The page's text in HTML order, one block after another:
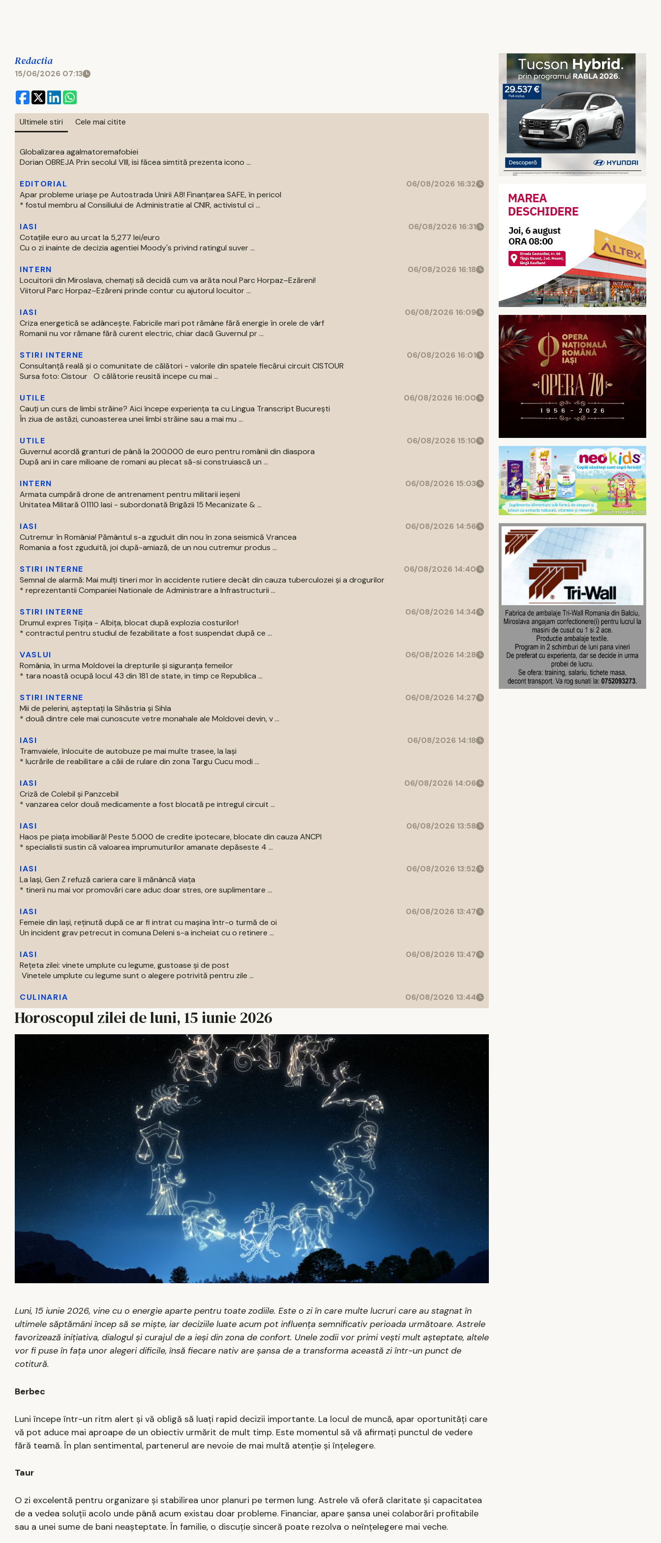
Redactia
15/06/2026 07:13
Ultimele stiri Cele mai citite
Globalizarea agalmatoremafobiei
Dorian OBREJA Prin secolul VIII, isi făcea simtită prezenta icono ...
EDITORIAL
06/08/2026 16:32
Apar probleme uriașe pe Autostrada Unirii A8! Finanțarea SAFE, în pericol
* fostul membru al Consiliului de Administratie al CNIR, activistul ci ...
IASI
06/08/2026 16:31
Cotațiile euro au urcat la 5,277 lei/euro
Cu o zi inainte de decizia agentiei Moody's privind ratingul suver ...
INTERN
06/08/2026 16:18
Locuitorii din Miroslava, chemați să decidă cum va arăta noul Parc Horpaz–Ezăreni!
Viitorul Parc Horpaz–Ezăreni prinde contur cu ajutorul locuitor ...
IASI
06/08/2026 16:09
Criza energetică se adâncește. Fabricile mari pot rămâne fără energie în orele de vârf
Romanii nu vor rămane fără curent electric, chiar dacă Guvernul pr ...
STIRI INTERNE
06/08/2026 16:01
Consultanță reală și o comunitate de călători - valorile din spatele fiecărui circuit CISTOUR
Sursa foto: Cistour O călătorie reusită incepe cu mai ...
UTILE
06/08/2026 16:00
Cauți un curs de limbi străine? Aici începe experiența ta cu Lingua Transcript București
În ziua de astăzi, cunoasterea unei limbi străine sau a mai mu ...
UTILE
06/08/2026 15:10
Guvernul acordă granturi de până la 200.000 de euro pentru românii din diaspora
După ani in care milioane de romani au plecat să-si construiască un ...
INTERN
06/08/2026 15:03
Armata cumpără drone de antrenament pentru militarii ieșeni
Unitatea Militară 01110 Iasi - subordonată Brigăzii 15 Mecanizate & ...
IASI
06/08/2026 14:56
Cutremur în România! Pământul s-a zguduit din nou în zona seismică Vrancea
Romania a fost zguduită, joi după-amiază, de un nou cutremur produs ...
STIRI INTERNE
06/08/2026 14:40
Semnal de alarmă: Mai mulți tineri mor în accidente rutiere decât din cauza tuberculozei și a drogurilor
* reprezentantii Companiei Nationale de Administrare a Infrastructurii ...
STIRI INTERNE
06/08/2026 14:34
Drumul expres Tișița - Albița, blocat după explozia costurilor!
* contractul pentru studiul de fezabilitate a fost suspendat după ce ...
VASLUI
06/08/2026 14:28
România, în urma Moldovei la drepturile și siguranța femeilor
* tara noastă ocupă locul 43 din 181 de state, in timp ce Republica ...
STIRI INTERNE
06/08/2026 14:27
Mii de pelerini, așteptați la Sihăstria și Sihla
* două dintre cele mai cunoscute vetre monahale ale Moldovei devin, v ...
IASI
06/08/2026 14:18
Tramvaiele, înlocuite de autobuze pe mai multe trasee, la Iași
* lucrările de reabilitare a căii de rulare din zona Targu Cucu modi ...
IASI
06/08/2026 14:06
Criză de Colebil și Panzcebil
* vanzarea celor două medicamente a fost blocată pe intregul circuit ...
IASI
06/08/2026 13:58
Haos pe piața imobiliară! Peste 5.000 de credite ipotecare, blocate din cauza ANCPI
* specialistii sustin că valoarea imprumuturilor amanate depăseste 4 ...
IASI
06/08/2026 13:52
La Iași, Gen Z refuză cariera care îi mănâncă viața
* tinerii nu mai vor promovări care aduc doar stres, ore suplimentare ...
IASI
06/08/2026 13:47
Femeie din Iași, reținută după ce ar fi intrat cu mașina într-o turmă de oi
Un incident grav petrecut in comuna Deleni s-a incheiat cu o retinere ...
IASI
06/08/2026 13:47
Rețeta zilei: vinete umplute cu legume, gustoase și de post
Vinetele umplute cu legume sunt o alegere potrivită pentru zile ...
CULINARIA 06/08/2026 13:44
Horoscopul zilei de luni, 15 iunie 2026
Luni, 15 iunie 2026, vine cu o energie aparte pentru toate zodiile. Este o zi în care multe lucruri care au stagnat în
ultimele săptămâni încep să se miște, iar deciziile luate acum pot influența semnificativ perioada următoare. Astrele
favorizează inițiativa, dialogul și curajul de a ieși din zona de confort. Unele zodii vor primi vești mult așteptate, altele
vor fi puse în fața unor alegeri dificile, însă fiecare nativ are șansa de a transforma această zi într-un punct de
cotitură.
Berbec
Luni începe într-un ritm alert și vă obligă să luați rapid decizii importante. La locul de muncă, apar oportunități care
vă pot aduce mai aproape de un obiectiv urmărit de mult timp. Este momentul să vă afirmați punctul de vedere
fără teamă. În plan sentimental, partenerul are nevoie de mai multă atenție și înțelegere.
Taur
O zi excelentă pentru organizare și stabilirea unor planuri pe termen lung. Astrele vă oferă claritate și capacitatea
de a vedea soluții acolo unde până acum existau doar probleme. Financiar, apare șansa unei colaborări profitabile
sau a unei sume de bani neașteptate. În familie, o discuție sinceră poate rezolva o neînțelegere mai veche.